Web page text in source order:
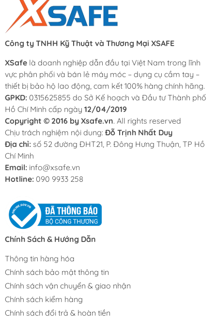
Công ty TNHH Kỹ Thuật và Thương Mại XSAFE
XSafe là doanh nghiệp dẫn đầu tại Việt Nam trong lĩnh
vực phân phối và bán lẻ máy móc – dụng cụ cầm tay –
thiết bị bảo hộ lao động, cam kết 100% hàng chính hãng.
GPKD: 0315625855 do Sở Kế hoạch và Đầu tư Thành phố
Hồ Chí Minh cấp ngày 12/04/2019
Copyright © 2016 by Xsafe.vn. All rights reserved
Chịu trách nghiệm nội dung: Đỗ Trịnh Nhất Duy
Địa chỉ: số 52 đường ĐHT21, P. Đông Hưng Thuận, TP Hồ
Chí Minh
Email: info@xsafe.vn
Hotline: 090 9933 258
Chính Sách & Hướng Dẫn
Thông tin hàng hóa
Chính sách bảo mật thông tin
Chính sách vận chuyển & giao nhận
Chính sách kiểm hàng
Chính sách đổi trả & hoàn tiền